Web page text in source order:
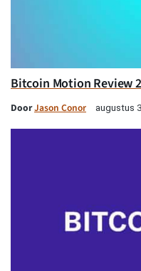
Bitcoin Motion Review
DoorJason Conor augustus